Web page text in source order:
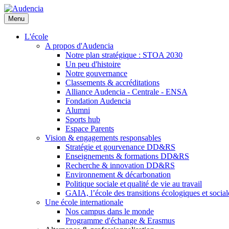
Aller
au
contenu
principal
Menu
L'école
A propos d'Audencia
Notre plan stratégique : STOA 2030
Un peu d'histoire
Notre gouvernance
Classements & accréditations
Alliance Audencia - Centrale - ENSA
Fondation Audencia
Alumni
Sports hub
Espace Parents
Vision & engagements responsables
Stratégie et gourvenance DD&RS
Enseignements & formations DD&RS
Recherche & innovation DD&RS
Environnement & décarbonation
Politique sociale et qualité de vie au travail
GAIA, l’école des transitions écologiques et
Une école internationale
Nos campus dans le monde
Programme d'échange & Erasmus